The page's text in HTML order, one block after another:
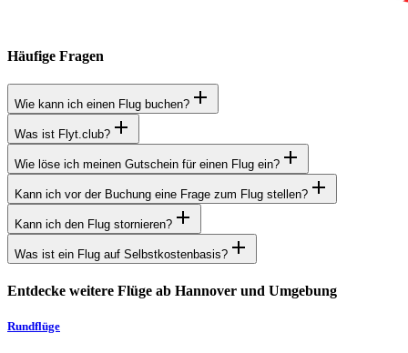
Häufige Fragen
Wie kann ich einen Flug buchen?
Was ist Flyt.club?
Wie löse ich meinen Gutschein für einen Flug ein?
Kann ich vor der Buchung eine Frage zum Flug stellen?
Kann ich den Flug stornieren?
Was ist ein Flug auf Selbstkostenbasis?
Entdecke weitere Flüge ab Hannover und Umgebung
Rundflüge